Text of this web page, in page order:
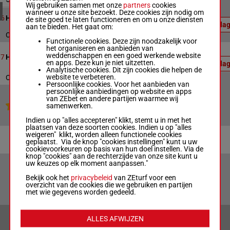
4 meeting(s)
6 Handicap Chase 7 4792m 17:50
Officiële
uitslag:
Officiële uitslag : 7 - 8
7Handicap Hurdle 144805m18:20
Officiële
uitslag:
7 - 9 - 2
- 8
Officiële uitslag : 7 - 9 - 2 - 8
Jouw favoriete paarden
VERANTWOORD WEDDEN & PRIVACYVERKLARING
Wij gebruiken samen met onze partnerscookies
wanneer u onze site bezoekt. Deze cookies zijn nodig om
de site goed te laten functioneren en om u onze diensten
aan te bieden. Het gaat om:
Functionele cookies. Deze zijn noodzakelijk voor
het organiseren en aanbieden van
weddenschappen en een goed werkende website
en apps. Deze kun je niet uitzetten.
Analytische cookies. Dit zijn cookies die helpen de
website te verbeteren.
Persoonlijke cookies. Voor het aanbieden van
persoonlijke aanbiedingen op website en apps
van ZEbet en andere partijen waarmee wij
samenwerken.
Indien u op "alles accepteren" klikt, stemt u in met het
plaatsen van deze soorten cookies. Indien u op "alles
weigeren" klikt, worden alleen functionele cookies
geplaatst. Via de knop "cookies instellingen" kunt u uw
cookievoorkeuren op basis van hun doel instellen. Via de
knop "cookies" aan de rechterzijde van onze site kunt u
uw keuzes op elk moment aanpassen."
Bekijk ook het privacybeleid van ZEturf voor een
overzicht van de cookies die we gebruiken en partijen
met wie gegevens worden gedeeld.
ALLES AFWIJZEN